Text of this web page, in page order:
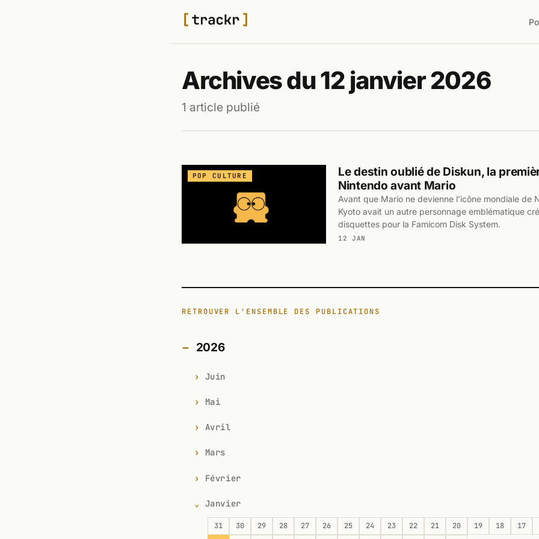
Archives du 12 janvier 2026
1 article publié
POP CULTURE
Le destin oublié de Diskun, la
Nintendo avant Mario
Avant que Mario ne devienne l’icône mondiale de
Kyoto avait un autre personnage emblématique
disquettes pour la Famicom Disk System.
12 JAN
RETROUVER L'ENSEMBLE DES PUBLICATIONS
2026
Juin
Mai
Avril
Mars
Février
Janvier
31 30 29 28 27 26 25 24 23 22 21 20 19 18 17